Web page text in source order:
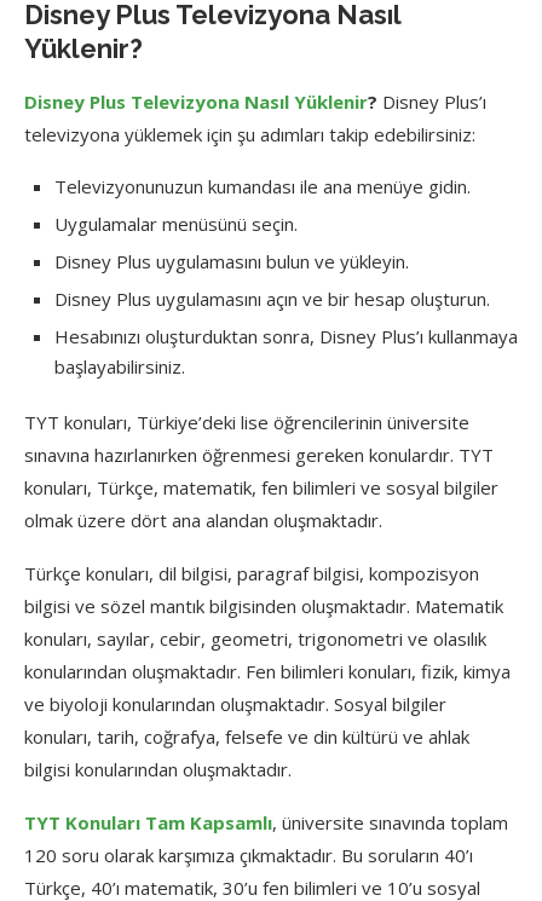
Disney Plus Televizyona Nasıl
Yüklenir?
Disney Plus Televizyona Nasıl Yüklenir? Disney Plus’ı
televizyona yüklemek için şu adımları takip edebilirsiniz:
Televizyonunuzun kumandası ile ana menüye gidin.
Uygulamalar menüsünü seçin.
Disney Plus uygulamasını bulun ve yükleyin.
Disney Plus uygulamasını açın ve bir hesap oluşturun.
Hesabınızı oluşturduktan sonra, Disney Plus’ı kullanmaya
başlayabilirsiniz.
TYT konuları, Türkiye’deki lise öğrencilerinin üniversite
sınavına hazırlanırken öğrenmesi gereken konulardır. TYT
konuları, Türkçe, matematik, fen bilimleri ve sosyal bilgiler
olmak üzere dört ana alandan oluşmaktadır.
Türkçe konuları, dil bilgisi, paragraf bilgisi, kompozisyon
bilgisi ve sözel mantık bilgisinden oluşmaktadır. Matematik
konuları, sayılar, cebir, geometri, trigonometri ve olasılık
konularından oluşmaktadır. Fen bilimleri konuları, fizik, kimya
ve biyoloji konularından oluşmaktadır. Sosyal bilgiler
konuları, tarih, coğrafya, felsefe ve din kültürü ve ahlak
bilgisi konularından oluşmaktadır.
TYT Konuları Tam Kapsamlı, üniversite sınavında toplam
120 soru olarak karşımıza çıkmaktadır. Bu soruların 40’ı
Türkçe, 40’ı matematik, 30’u fen bilimleri ve 10’u sosyal